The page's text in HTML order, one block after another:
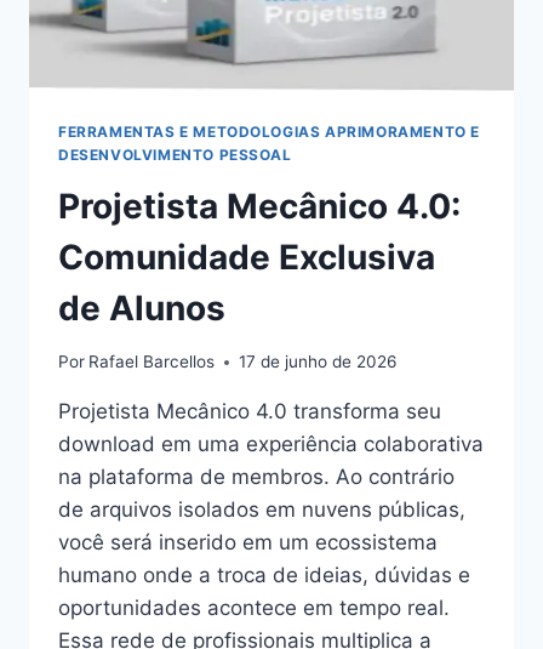
FERRAMENTAS E METODOLOGIAS APRIMORAMENTO E
DESENVOLVIMENTO PESSOAL
Projetista Mecânico 4.0:
Comunidade Exclusiva
de Alunos
Por Rafael Barcellos 17 de junho de 2026
Projetista Mecânico 4.0 transforma seu
download em uma experiência colaborativa
na plataforma de membros. Ao contrário
de arquivos isolados em nuvens públicas,
você será inserido em um ecossistema
humano onde a troca de ideias, dúvidas e
oportunidades acontece em tempo real.
Essa rede de profissionais multiplica a